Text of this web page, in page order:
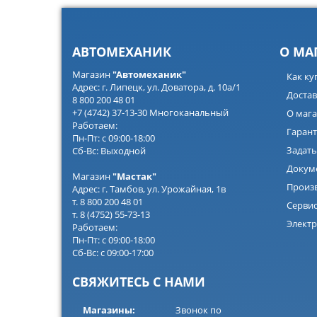
АВТОМЕХАНИК
Магазин"Автомеханик"
Адрес: г. Липецк, ул. Доватора, д. 10а/1
8 800 200 48 01
+7 (4742) 37-13-30 Многоканальный
Работаем:
Пн-Пт: с 09:00-18:00
Сб-Вс: Выходной
Магазин "Мастак"
Адрес: г. Тамбов, ул. Урожайная, 1в
т. 8 800 200 48 01
т. 8 (4752) 55-73-13
Работаем:
Пн-Пт: с 09:00-18:00
Сб-Вс: с 09:00-17:00
СВЯЖИТЕСЬ С НАМИ
Магазины: Звонок по
О
Как
О
Сервис